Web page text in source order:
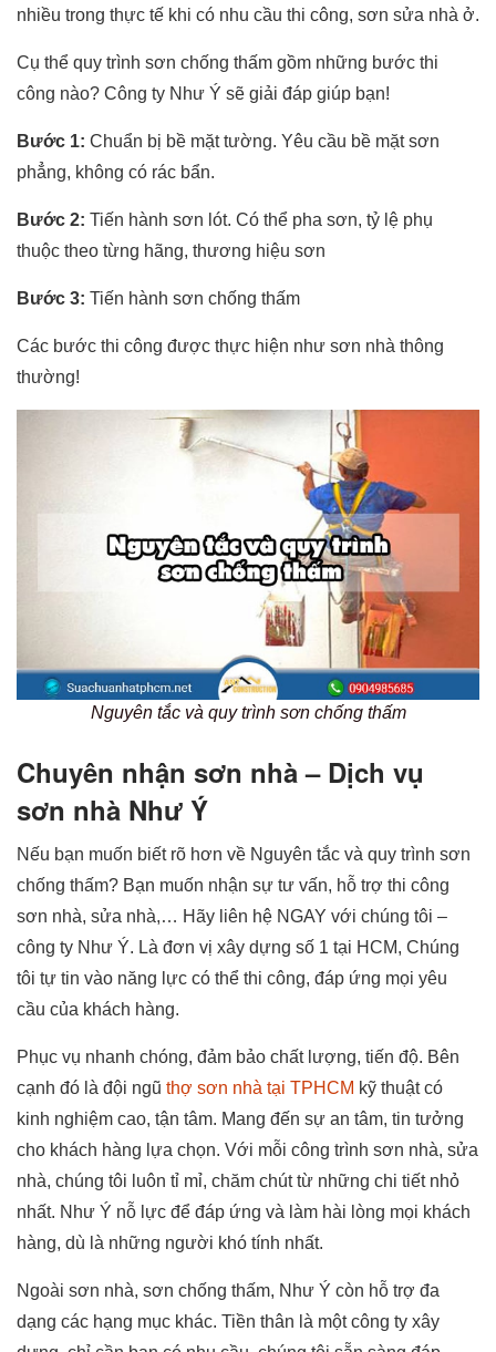
nhiều trong thực tế khi có nhu cầu thi công, sơn sửa nhà ở.
Cụ thể quy trình sơn chống thấm gồm những bước thi
công nào? Công ty Như Ý sẽ giải đáp giúp bạn!
Bước 1: Chuẩn bị bề mặt tường. Yêu cầu bề mặt sơn
phẳng, không có rác bẩn.
Bước 2: Tiến hành sơn lót. Có thể pha sơn, tỷ lệ phụ
thuộc theo từng hãng, thương hiệu sơn
Bước 3: Tiến hành sơn chống thấm
Các bước thi công được thực hiện như sơn nhà thông
thường!
Nguyên tắc và quy trình sơn chống thấm
Chuyên nhận sơn nhà – Dịch vụ
sơn nhà Như Ý
Nếu bạn muốn biết rõ hơn về Nguyên tắc và quy trình sơn
chống thấm? Bạn muốn nhận sự tư vấn, hỗ trợ thi công
sơn nhà, sửa nhà,… Hãy liên hệ NGAY với chúng tôi –
công ty Như Ý. Là đơn vị xây dựng số 1 tại HCM, Chúng
tôi tự tin vào năng lực có thể thi công, đáp ứng mọi yêu
cầu của khách hàng.
Phục vụ nhanh chóng, đảm bảo chất lượng, tiến độ. Bên
cạnh đó là đội ngũ thợ sơn nhà tại TPHCM kỹ thuật có
kinh nghiệm cao, tận tâm. Mang đến sự an tâm, tin tưởng
cho khách hàng lựa chọn. Với mỗi công trình sơn nhà, sửa
nhà, chúng tôi luôn tỉ mỉ, chăm chút từ những chi tiết nhỏ
nhất. Như Ý nỗ lực để đáp ứng và làm hài lòng mọi khách
hàng, dù là những người khó tính nhất.
Ngoài sơn nhà, sơn chống thấm, Như Ý còn hỗ trợ đa
dạng các hạng mục khác. Tiền thân là một công ty xây